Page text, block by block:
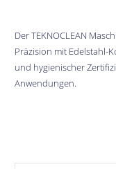
Der TEKNOCLEAN
Präzision mit Edelstahl-
und hygienischer
Anwendungen.